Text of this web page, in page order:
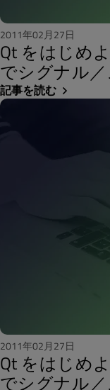
2011年02月27日
Qt をはじめ
でシグナル
記事を読む
2011年02月27日
Qt をはじめ
でシグナル